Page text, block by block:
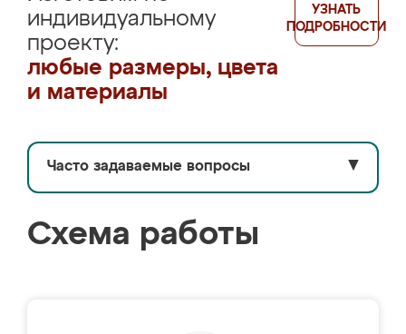
индивидуальному
проекту:
любые размеры, цвета
и материалы
УЗНАТЬ
ПОДРОБНОСТИ
Часто задаваемые вопросы ▼
Схема работы